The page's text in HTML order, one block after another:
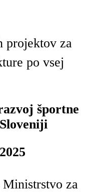
projektov za
po vsej
športne
za